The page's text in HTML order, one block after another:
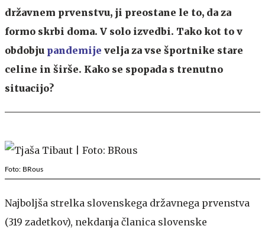
državnem prvenstvu, ji preostane le to, da za
formo skrbi doma. V solo izvedbi. Tako kot to v
obdobju pandemije velja za vse športnike stare
celine in širše. Kako se spopada s trenutno
situacijo?
Foto: BRous
Najboljša strelka slovenskega državnega prvenstva
(319 zadetkov), nekdanja članica slovenske